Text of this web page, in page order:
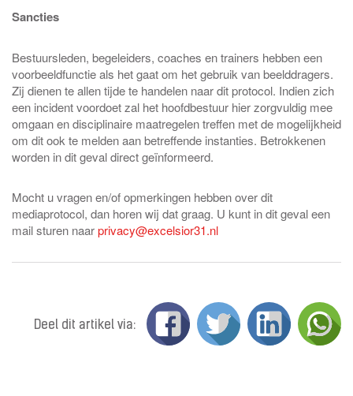
Sancties
Bestuursleden, begeleiders, coaches en trainers hebben een
voorbeeldfunctie als het gaat om het gebruik van beelddragers.
Zij dienen te allen tijde te handelen naar dit protocol. Indien zich
een incident voordoet zal het hoofdbestuur hier zorgvuldig mee
omgaan en disciplinaire maatregelen treffen met de mogelijkheid
om dit ook te melden aan betreffende instanties. Betrokkenen
worden in dit geval direct geïnformeerd.
Mocht u vragen en/of opmerkingen hebben over dit
mediaprotocol, dan horen wij dat graag. U kunt in dit geval een
mail sturen naarprivacy@excelsior31.nl
Deel dit artikel via: